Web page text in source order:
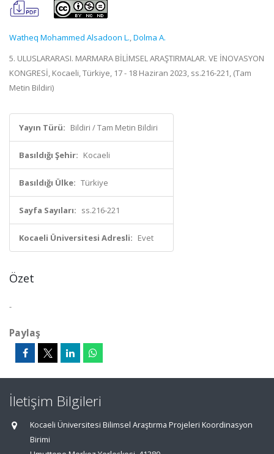
Watheq Mohammed Alsadoon L.,Dolma A.
5. ULUSLARARASI. MARMARA BİLİMSEL ARAŞTIRMALAR. VE İNOVASYON
KONGRESİ, Kocaeli, Türkiye, 17 - 18 Haziran 2023, ss.216-221, (Tam
Metin Bildiri)
Yayın Türü: Bildiri / Tam Metin Bildiri
Basıldığı Şehir: Kocaeli
Basıldığı Ülke: Türkiye
Sayfa Sayıları: ss.216-221
Kocaeli Üniversitesi Adresli: Evet
Özet
-
Paylaş
İletişim Bilgileri
Kocaeli Üniversitesi Bilimsel Araştırma Projeleri Koordinasyon
Birimi